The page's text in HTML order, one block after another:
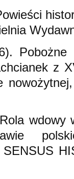
z
wdowy